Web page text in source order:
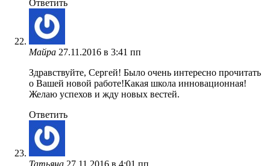
Ответить
Майра 27.11.2016 в 3:41 пп
Здравствуйте, Сергей! Было очень интересно прочитать
о Вашей новой работе!Какая школа инновационная!
Желаю успехов и жду новых вестей.
Ответить
Татьяна 27.11.2016 в 4:01 пп